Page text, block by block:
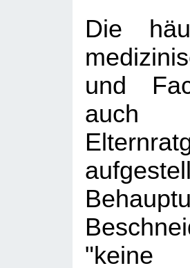
Die
und
auch
"keine